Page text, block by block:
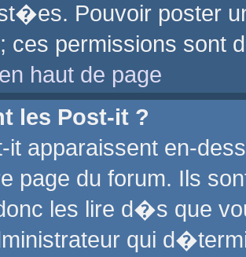
Pouvoir poster
ces permissions sont
haut de page
les Post-it ?
it apparaissent en-
page du forum. Ils
les lire d�s que
qui